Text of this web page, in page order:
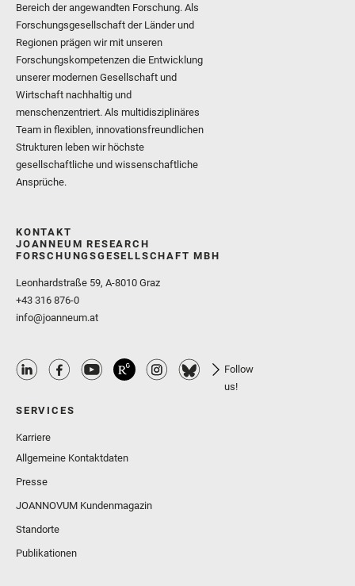
Bereich der angewandten Forschung. Als
Forschungsgesellschaft der Länder und
Regionen prägen wir mit unseren
Forschungskompetenzen die Entwicklung
unserer modernen Gesellschaft und
Wirtschaft nachhaltig und
menschenzentriert. Als multidisziplinäres
Team in flexiblen, innovationsfreundlichen
Strukturen leben wir höchste
gesellschaftliche und wissenschaftliche
Ansprüche.
KONTAKT
JOANNEUM RESEARCH
FORSCHUNGSGESELLSCHAFT MBH
Leonhardstraße 59, A-8010 Graz
+43 316 876-0
info@joanneum.at
Follow
us!
SERVICES
Karriere
Allgemeine Kontaktdaten
Presse
JOANNOVUM Kundenmagazin
Standorte
Publikationen